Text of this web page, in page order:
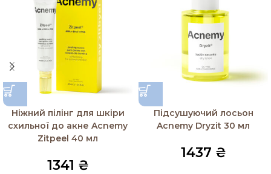
Ніжний пілінг для шкіри
схильної до акне Acnemy
Zitpeel 40 мл
1341 ₴
Підсушуючий лосьон
Acnemy Dryzit 30 мл
1437 ₴